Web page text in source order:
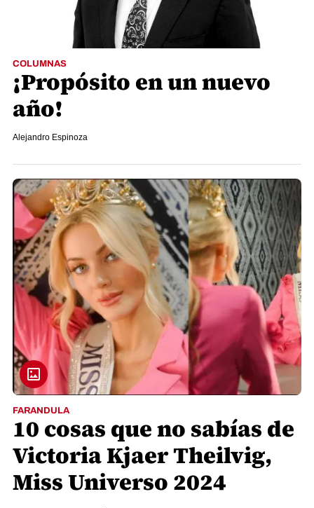
COLUMNAS
¡Propósito en un nuevo
año!
Alejandro Espinoza
FARANDULA
10 cosas que no sabías de
Victoria Kjaer Theilvig,
Miss Universo 2024